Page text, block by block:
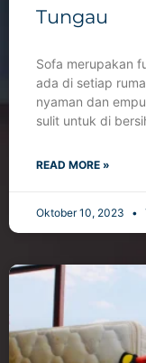
Tungau
Sofa merupakan
ada di setiap
nyaman dan
sulit untuk di
READ MORE »
Oktober 10, 2023